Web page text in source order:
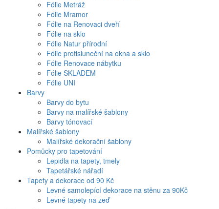
Fólie Metráž
Fólie Mramor
Fólie na Renovaci dveří
Fólie na sklo
Fólie Natur přírodní
Fólie protisluneční na okna a sklo
Fólie Renovace nábytku
Fólie SKLADEM
Fólie UNI
Barvy
Barvy do bytu
Barvy na malířské šablony
Barvy tónovací
Malířské šablony
Malířské dekorační šablony
Pomůcky pro tapetování
Lepidla na tapety, tmely
Tapetářské nářadí
Tapety a dekorace od 90 Kč
Levné samolepící dekorace na stěnu za 90Kč
Levné tapety na zeď